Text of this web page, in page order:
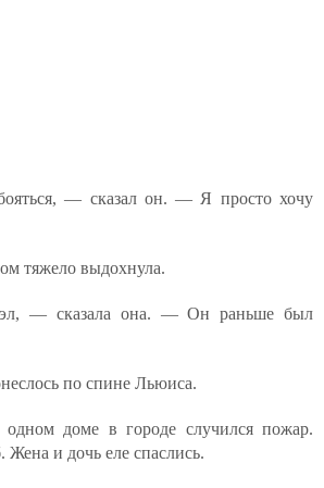
— сказал он. — Я просто хочу
тяжело выдохнула.
— сказала она. — Он раньше был
по спине Льюиса.
доме в городе случился пожар.
и дочь еле спаслись.